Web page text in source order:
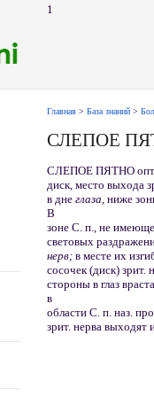
1
Главная > База знаний >
СЛЕПОЕ
СЛЕПОЕ ПЯТНО
диск, место выхода
в дне глаза, ниже
В
зоне С. п., не
световых
нерв; в месте их
сосочек (диск) зрит.
стороны в глаз
в
области С. п. наз.
зрит. нерва выходят